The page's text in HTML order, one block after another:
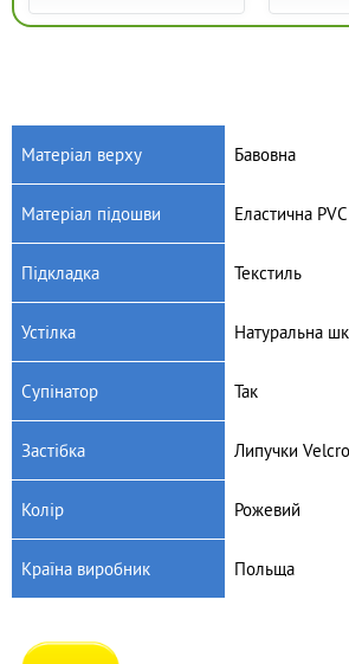
Befado Sunny 065PX147
480грн.
Befado
Матеріал верху Бавовна
Матеріал підошви Еластична PVC
Підкладка Текстиль
Устілка Натуральна
Супінатор Так
Застібка Липучки Velcro
Колір Рожевий
Країна виробник Польща